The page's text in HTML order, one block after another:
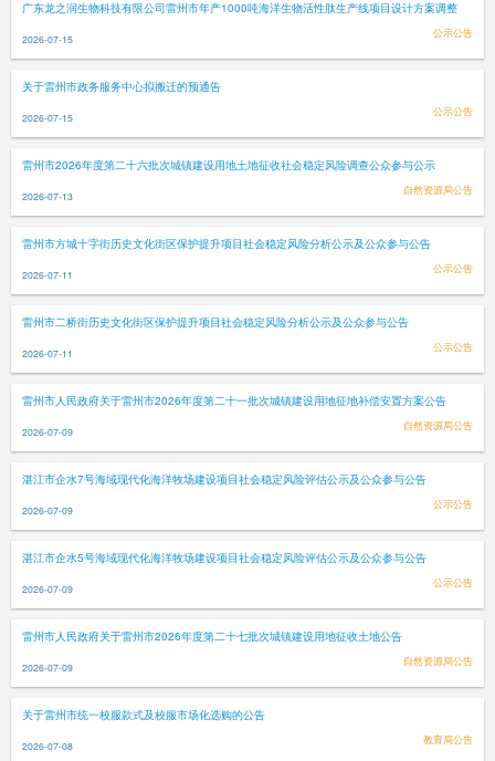
广东龙之润生物科技有限公司雷州市年产1000吨海洋生物活性肽生产线项目设计方案调整
2026-07-15 公示公告
关于雷州市政务服务中心拟搬迁的预通告
2026-07-15 公示公告
雷州市2026年度第二十六批次城镇建设用地土地征收社会稳定风险调查公众参与公示
2026-07-13 自然资源局公告
雷州市方城十字街历史文化街区保护提升项目社会稳定风险分析公示及公众参与公告
2026-07-11 公示公告
雷州市二桥街历史文化街区保护提升项目社会稳定风险分析公示及公众参与公告
2026-07-11 公示公告
雷州市人民政府关于雷州市2026年度第二十一批次城镇建设用地征地补偿安置方案公告
2026-07-09 自然资源局公告
湛江市企水7号海域现代化海洋牧场建设项目社会稳定风险评估公示及公众参与公告
2026-07-09 公示公告
湛江市企水5号海域现代化海洋牧场建设项目社会稳定风险评估公示及公众参与公告
2026-07-09 公示公告
雷州市人民政府关于雷州市2026年度第二十七批次城镇建设用地征收土地公告
2026-07-09 自然资源局公告
关于雷州市统一校服款式及校服市场化选购的公告
2026-07-08 教育局公告